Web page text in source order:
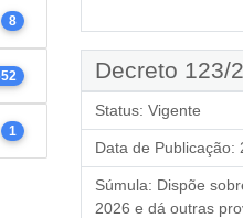
8
1
Decreto 123/
Status: Vigente
Data de Publicação:
Súmula: Dispõe
2026 e dá outras